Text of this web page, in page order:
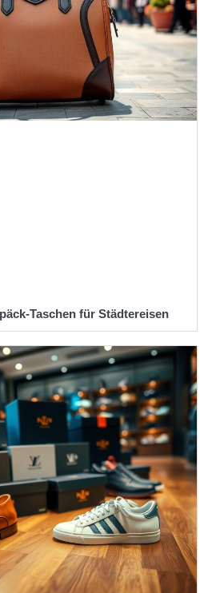
Taschen für Städtereisen